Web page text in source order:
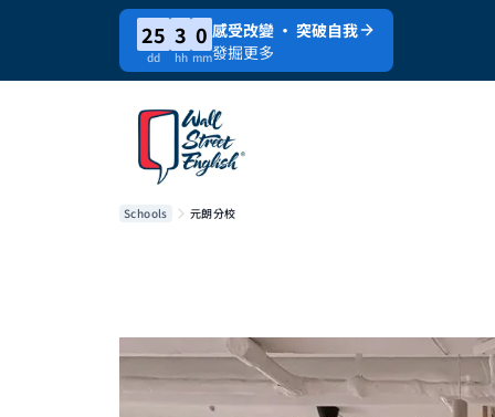
25
dd
3
hh
0
mm
感受改變 · 突破自我
發掘更多
Schools 元朗分校